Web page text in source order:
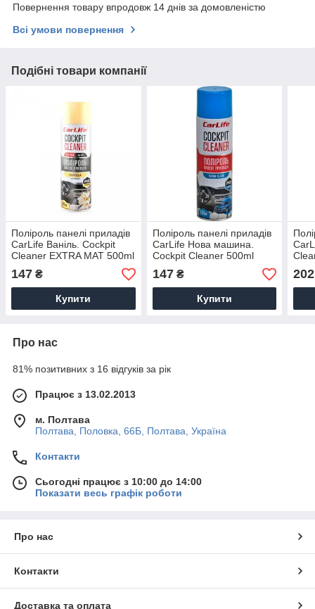
Повернення товару впродовж 14 днів за домовленістю
Всі умови повернення
Подібні товари компанії
Поліроль панелі приладів
CarLife Ваніль. Cockpit
Cleaner EXTRA MAT 500ml
(24шт/ящ)
147 ₴
Купити
Поліроль панелі приладів
CarLife Нова машина.
Cockpit Cleaner 500ml
(24шт/ящ)
147₴
Купити
202
Про нас
81% позитивних з 16 відгуків за рік
Працює з 13.02.2013
м. Полтава
Полтава, Половка, 66Б, Полтава, Україна
Контакти
Сьогодні працює з 10:00 до 14:00
Показати весь графік роботи
Про нас
Контакти
Доставка та оплата